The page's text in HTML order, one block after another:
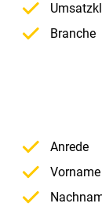
Branche
Anrede
Vorname